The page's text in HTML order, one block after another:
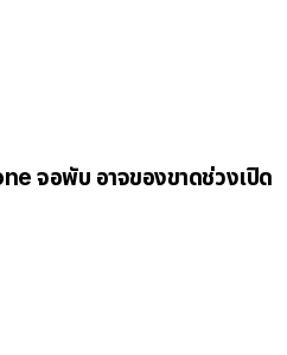
จอพับ อาจของขาดช่วงเปิด